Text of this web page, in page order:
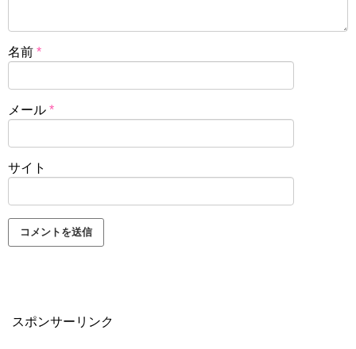
名前 *
メール *
サイト
スポンサーリンク